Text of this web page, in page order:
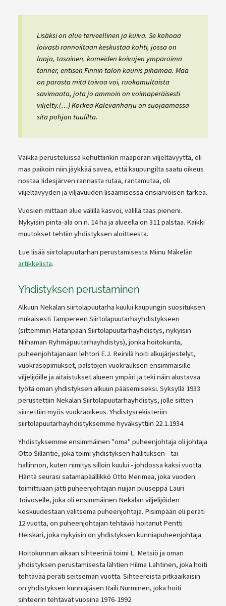
Lisäksi on alue terveellinen ja kuiva. Se kohoaa
loivasti rannoiltaan keskustaa kohti, jossa on
laaja, tasainen, komeiden koivujen ympäröimä
tanner, entisen Finnin talon kaunis pihamaa. Maa
on parasta mitä toivoa voi, ruokamultaista
savimaata, jota jo ammoin on voimaperäisesti
viljelty.(…) Korkea Kalevanharju on suojaamassa
sitä pohjan tuulilta.
Vaikka perusteluissa kehuttiinkin maaperän viljeltävyyttä, oli
maa paikoin niin jäykkää savea, että kaupungilta saatu oikeus
nostaa Iidesjärven rannasta rutaa, rantamutaa, oli
viljeltävyyden ja viljavuuden lisäämisessä ensiarvoisen tärkeä.
Vuosien mittaan alue välillä kasvoi, välillä taas pieneni.
Nykyisin pinta-ala on n. 14 ha ja alueella on 311 palstaa. Kaikki
muutokset tehtiin yhdistyksen aloitteesta.
Lue lisää siirtolapuutarhan perustamisesta Miinu Mäkelän
artikkelista.
Yhdistyksen perustaminen
Alkuun Nekalan siirtolapuutarha kuului kaupungin suosituksen
mukaisesti Tampereen Siirtolapuutarhayhdistykseen
(sittemmin Hatanpään Siirtolapuutarhayhdistys, nykyisin
Niihaman Ryhmäpuutarhayhdistys), jonka hoitokunta,
puheenjohtajanaan lehtori E.J. Reinilä hoiti alkujärjestelyt,
vuokrasopimukset, palstojen vuokrauksen ensimmäisille
viljelijöille ja aitaistukset alueen ympäri ja teki näin alustavaa
työtä oman yhdistyksen alkuun pääsemiseksi. Syksyllä 1933
perustettiin Nekalan Siirtolapuutarhayhdistys, jolle sitten
siirrettiin myös vuokraoikeus. Yhdistysrekisteriin
siirtolapuutarhayhdistyksemme hyväksyttiin 22.1.1934.
Yhdistyksemme ensimmäinen "oma" puheenjohtaja oli johtaja
Otto Sillantie, joka toimi yhdistyksen hallituksen - tai
hallinnon, kuten nimitys silloin kuului - johdossa kaksi vuotta.
Häntä seurasi satamapäällikkö Otto Merimaa, joka vuoden
toimittuaan jätti puheenjohtajan nuijan puuseppä Lauri
Toivoselle, joka oli ensimmäinen Nekalan viljelijöiden
keskuudestaan valitsema puheenjohtaja. Pisimpään eli peräti
12 vuotta, on puheenjohtajan tehtäviä hoitanut Pentti
Heiskari, joka nykyisin on yhdistyksen kunniapuheenjohtaja.
Hoitokunnan aikaan sihteerinä toimi L. Metsiö ja oman
yhdistyksen perustamisesta lähtien Hilma Lahtinen, joka hoiti
tehtävää peräti seitsemän vuotta. Sihteereistä pitkäaikaisin
on yhdistyksen kunniajäsen Raili Nurminen, joka hoiti
sihteerin tehtävät vuosina 1976-1992.